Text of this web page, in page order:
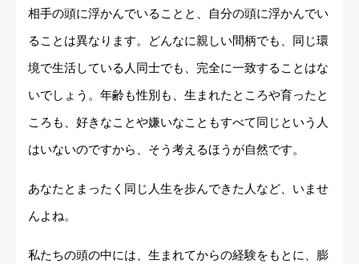
相手の頭に浮かんでいることと、自分の頭に浮かんでい
ることは異なります。どんなに親しい間柄でも、同じ環
境で生活している人同士でも、完全に一致することはな
いでしょう。年齢も性別も、生まれたところや育ったと
ころも、好きなことや嫌いなこともすべて同じという人
はいないのですから、そう考えるほうが自然です。
あなたとまったく同じ人生を歩んできた人など、いませ
んよね。
私たちの頭の中には、生まれてからの経験をもとに、膨